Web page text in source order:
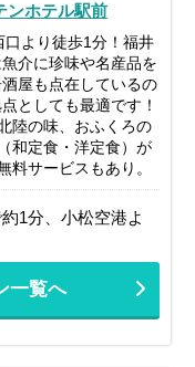
ンホテル駅前
口より徒歩1分！福井
介に珍味や名産品を
屋も点在しているの
としても最適です！
陸の味、おふくろの
和定食・洋定食）が
料サービスもあり。
1分、小松空港よ
一覧へ